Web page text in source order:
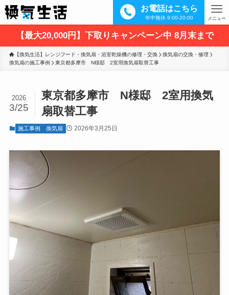
お電話はこちら
年中無休 9:00-20:00 メニュー
【最大20,000円】下取りキャンペーン中 8月末まで
【換気生活】レンジフード・換気扇・浴室乾燥機の修理・交換
換気扇の交換・修理
換気扇の施工事例
東京都多摩市　N様邸　2室用換気扇取替工事
東京都多摩市 N様邸 2室用換気
扇取替工事
2026
3/25
施工事例 換気扇 2026年3月25日